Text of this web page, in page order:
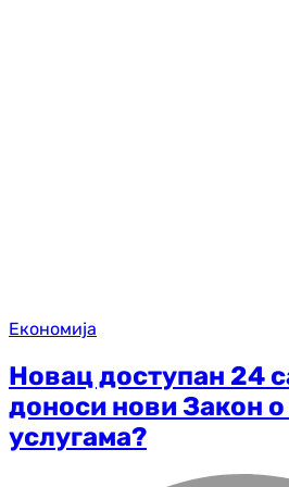
Економија
Новац доступан 24
доноси нови Закон
услугама?